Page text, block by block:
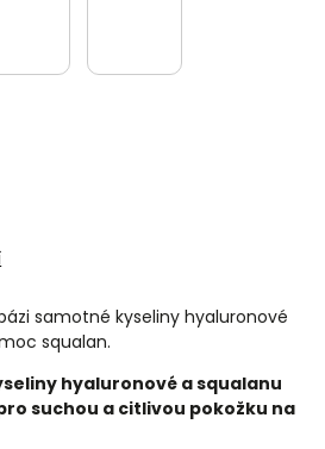
samotné kyseliny hyaluronové
squalan.
hyaluronové a squalanu
suchou a citlivou pokožku na